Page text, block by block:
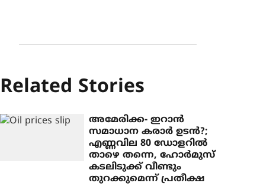
Related Stories
അമേരിക്ക- ഇറാന്‍
സമാധാന കരാര്‍ ഉടന്‍?;
എണ്ണവില 80 ഡോളറില്‍
താഴെ തന്നെ, ഹോര്‍മുസ്
കടലിടുക്ക് വീണ്ടും
തുറക്കുമെന്ന് പ്രതീക്ഷ